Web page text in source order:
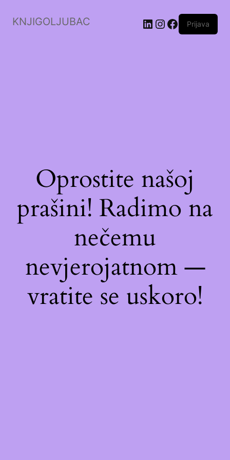
KNJIGOLJUBAC LinkedIn
Instagram
Facebook
Prijava
Oprostite našoj
prašini! Radimo na
nečemu
nevjerojatnom —
vratite se uskoro!